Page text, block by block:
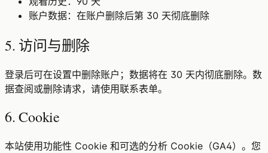
账户数据：在账户删除后第 30 天彻底删除
5. 访问与删除
登录后可在设置中删除账户；数据将在 30 天内彻底删除。数
据查阅或删除请求，请使用联系表单。
6. Cookie
本站使用功能性 Cookie 和可选的分析 Cookie（GA4）。您